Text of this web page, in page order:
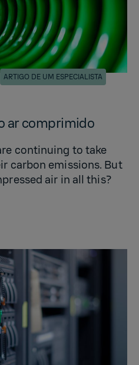
ARTIGO DE UM ESPECIALISTA
ar com­prim­ido
continuing to take
carbon emissions. But
air in all this?